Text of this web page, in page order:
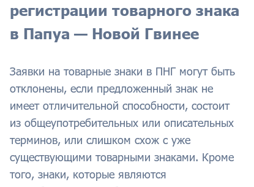
регистрации товарного знака
в Папуа — Новой Гвинее
Заявки на товарные знаки в ПНГ могут быть
отклонены, если предложенный знак не
имеет отличительной способности, состоит
из общеупотребительных или описательных
терминов, или слишком схож с уже
существующими товарными знаками. Кроме
того, знаки, которые являются